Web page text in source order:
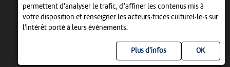
permettent d'analyser le trafic, d’affiner les contenus mis à
votre disposition et renseigner les acteurs·trices culturel·le·s sur
l'intérêt porté à leurs événements.
Plus d'infos